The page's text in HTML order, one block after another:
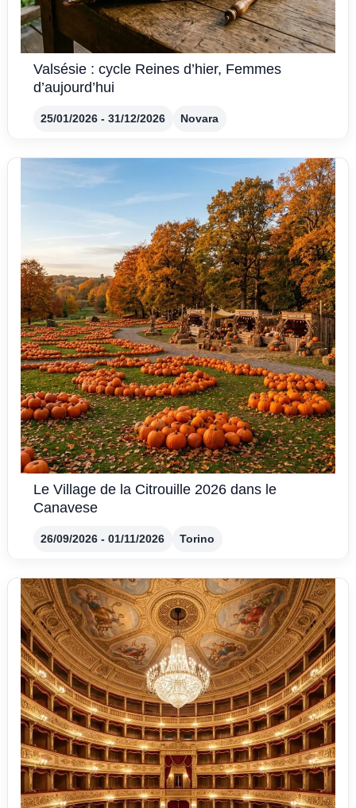
Valsésie : cycle Reines d’hier, Femmes
d’aujourd’hui
25/01/2026 - 31/12/2026 Novara
Le Village de la Citrouille 2026 dans le
Canavese
26/09/2026 - 01/11/2026 Torino